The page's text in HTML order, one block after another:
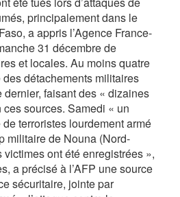
principalement dans le
a appris l’Agence France-
31 décembre de
et locales. Au moins quatre
détachements militaires
faisant des « dizaines
sources. Samedi « un
terroristes lourdement armé
militaire de Nouna (Nord-
ont été enregistrées »,
a précisé à l’AFP une source
sécuritaire, jointe par